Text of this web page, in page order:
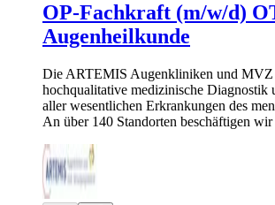
OP-Fachkraft (m/w/d)
Augenheilkunde
Die ARTEMIS Augenkliniken und MVZ
hochqualitative medizinische Diagnostik
aller wesentlichen Erkrankungen des
An über 140 Standorten beschäftigen wir